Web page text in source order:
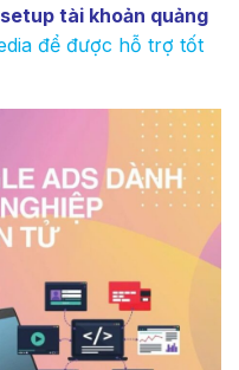
tài khoản quảng
để được hỗ trợ tốt